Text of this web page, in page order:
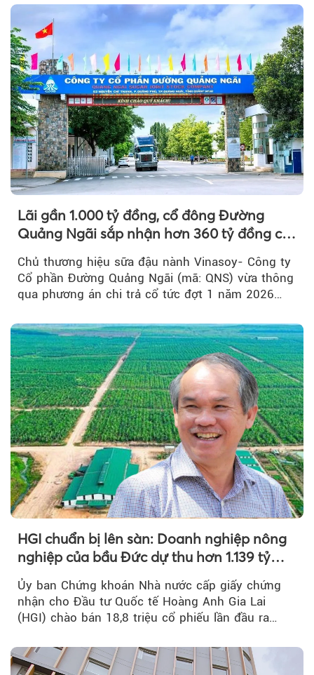
Theo
Lãi gần 1.000 tỷ đồng, cổ đông Đường
Quảng Ngãi sắp nhận hơn 360 tỷ đồng cổ
Chủ thương hiệu sữa đậu nành Vinasoy- Công ty
Cổ phần Đường Quảng Ngãi (mã: QNS) vừa thông
qua phương án chi trả cổ tức đợt 1 năm 2026
HGI chuẩn bị lên sàn: Doanh nghiệp nông
nghiệp của bầu Đức dự thu hơn 1.139 tỷ
đồng
Ủy ban Chứng khoán Nhà nước cấp giấy chứng
nhận cho Đầu tư Quốc tế Hoàng Anh Gia Lai
(HGI) chào bán 18,8 triệu cổ phiếu lần đầu ra